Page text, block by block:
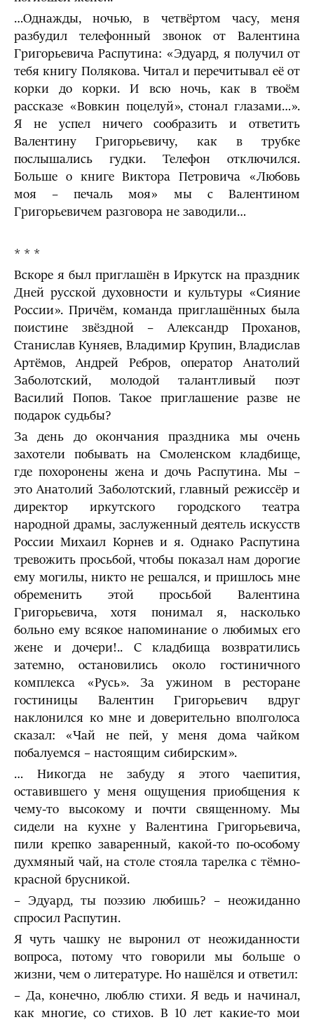
…Однажды, ночью, в четвёртом часу, меня
разбудил телефонный звонок от Валентина
Григорьевича Распутина: «Эдуард, я получил от
тебя книгу Полякова. Читал и перечитывал её от
корки до корки. И всю ночь, как в твоём
рассказе «Вовкин поцелуй», стонал глазами…».
Я не успел ничего сообразить и ответить
Валентину Григорьевичу, как в трубке
послышались гудки. Телефон отключился.
Больше о книге Виктора Петровича «Любовь
моя – печаль моя» мы с Валентином
Григорьевичем разговора не заводили…
* * *
Вскоре я был приглашён в Иркутск на праздник
Дней русской духовности и культуры «Сияние
России». Причём, команда приглашённых была
поистине звёздной – Александр Проханов,
Станислав Куняев, Владимир Крупин, Владислав
Артёмов, Андрей Ребров, оператор Анатолий
Заболотский, молодой талантливый поэт
Василий Попов. Такое приглашение разве не
подарок судьбы?
За день до окончания праздника мы очень
захотели побывать на Смоленском кладбище,
где похоронены жена и дочь Распутина. Мы –
это Анатолий Заболотский, главный режиссёр и
директор иркутского городского театра
народной драмы, заслуженный деятель искусств
России Михаил Корнев и я. Однако Распутина
тревожить просьбой, чтобы показал нам дорогие
ему могилы, никто не решался, и пришлось мне
обременить этой просьбой Валентина
Григорьевича, хотя понимал я, насколько
больно ему всякое напоминание о любимых его
жене и дочери!.. С кладбища возвратились
затемно, остановились около гостиничного
комплекса «Русь». За ужином в ресторане
гостиницы Валентин Григорьевич вдруг
наклонился ко мне и доверительно вполголоса
сказал: «Чай не пей, у меня дома чайком
побалуемся – настоящим сибирским».
… Никогда не забуду я этого чаепития,
оставившего у меня ощущения приобщения к
чему-то высокому и почти священному. Мы
сидели на кухне у Валентина Григорьевича,
пили крепко заваренный, какой-то по-особому
духмяный чай, на столе стояла тарелка с тёмно-
красной брусникой.
– Эдуард, ты поэзию любишь? – неожиданно
спросил Распутин.
Я чуть чашку не выронил от неожиданности
вопроса, потому что говорили мы больше о
жизни, чем о литературе. Но нашёлся и ответил:
– Да, конечно, люблю стихи. Я ведь и начинал,
как многие, со стихов. В 10 лет какие-то мои